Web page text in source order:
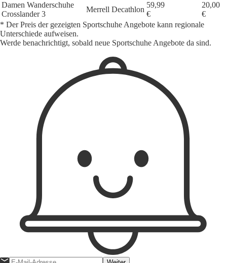
Damen Wanderschuhe
Crosslander 3
Merrell Decathlon
59,99
€
20,00
€
* Der Preis der gezeigten Sportschuhe Angebote kann regionale
Unterschiede aufweisen.
Werde benachrichtigt, sobald neue Sportschuhe Angebote da sind.